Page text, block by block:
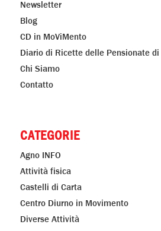
Newsletter
Blog
CD in MoViMento
Diario di Ricette delle Pensionate di
Chi Siamo
Contatto
CATEGORIE
Agno INFO
Attività fisica
Castelli di Carta
Centro Diurno in Movimento
Diverse Attività